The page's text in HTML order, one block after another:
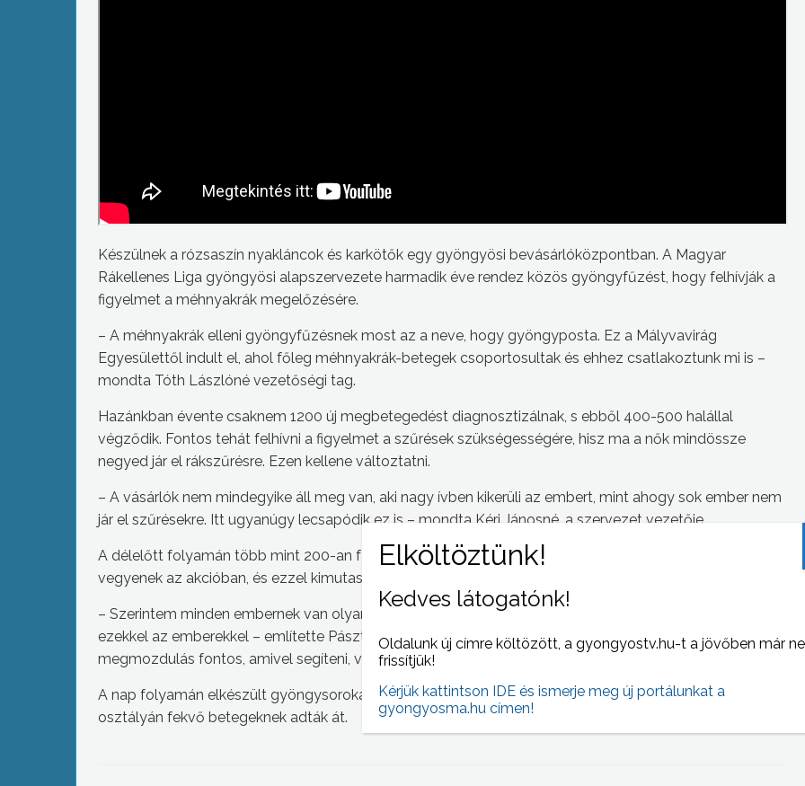
Készülnek a rózsaszín nyakláncok és karkötők egy gyöngyösi bevásárlóközpontban. A Magyar
Rákellenes Liga gyöngyösi alapszervezete harmadik éve rendez közös gyöngyfűzést, hogy felhívják a
figyelmet a méhnyakrák megelőzésére.
– A méhnyakrák elleni gyöngyfűzésnek most az a neve, hogy gyöngyposta. Ez a Mályvavirág
Egyesülettől indult el, ahol főleg méhnyakrák-betegek csoportosultak és ehhez csatlakoztunk mi is –
mondta Tóth Lászlóné vezetőségi tag.
Hazánkban évente csaknem 1200 új megbetegedést diagnosztizálnak, s ebből 400-500 halállal
végződik. Fontos tehát felhívni a figyelmet a szűrések szükségességére, hisz ma a nők mindössze
negyed jár el rákszűrésre. Ezen kellene változtatni.
– A vásárlók nem mindegyike áll meg van, aki nagy ívben kikerüli az embert, mint ahogy sok ember nem
jár el szűrésekre. Itt ugyanúgy lecsapódik ez is – mondta Kéri Jánosné, a szervezet vezetője.
A délelőtt folyamán több mint 200-an fűzték a gyöngyöket. Sokan fontosnak tartották, hogy részt
vegyenek az akcióban, és ezzel kimutassák együttérzésüket illetve támogatásukat az érintetteknek.
– Szerintem minden embernek van olyan ismerőse, akinek ilyen betegsége volt már, és együtt tud érezni
ezekkel az emberekkel – említette Pászti Beáta. Domoszlai Györgyné pedig úgy fogalmazott: minden
megmozdulás fontos, amivel segíteni, vagy az együttérzést kifejezni lehet.
A nap folyamán elkészült gyöngysorokat illetve karkötőket a Bugát Pál Kórház Nőgyógyászati
osztályán fekvő betegeknek adták át.
Kedves látogatónk!
Oldalunk új címre költözött, a gyongyostv.hu-t a jövőben már
frissítjük!
Kérjük kattintson IDE és ismerje meg új portálunkat a
gyongyosma.hu címen!